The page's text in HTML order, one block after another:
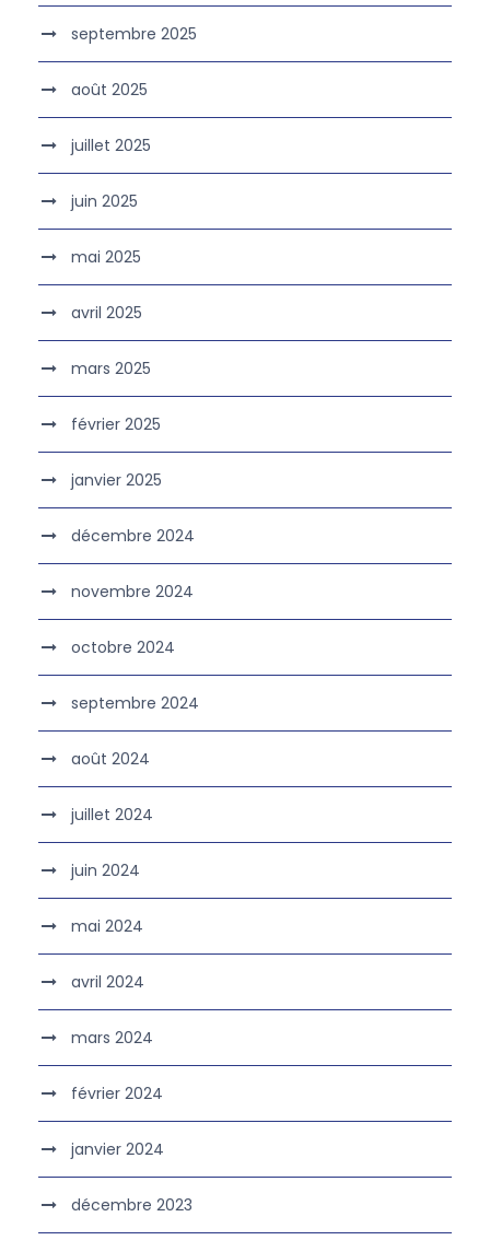
septembre 2025
août 2025
juillet 2025
juin 2025
mai 2025
avril 2025
mars 2025
février 2025
janvier 2025
décembre 2024
novembre 2024
octobre 2024
septembre 2024
août 2024
juillet 2024
juin 2024
mai 2024
avril 2024
mars 2024
février 2024
janvier 2024
décembre 2023